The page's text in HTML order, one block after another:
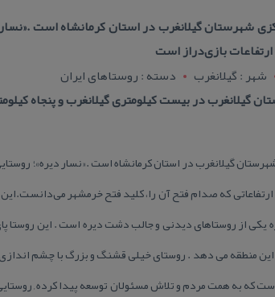
شهرستان گیلانغرب در استان كرمانشاه است
بازی‌دراز است
شهر : گيلانغرب
دسته : روستاهای ایران
در بیست كیلومتری گیلانغرب و پنجاه
گیلانغرب در استان كرمانشاه است .«نسار دیره»؛
یكی از روستاهای دیدنی و جالب دشت دیره است . این
این منطقه می دهد . روستای خیلی قشنگ و بزرگ با چشم
كه به همت مردم و تلاش مسئولان توسعه پیدا كرده ,